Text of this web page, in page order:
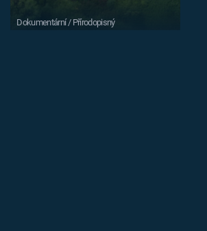
Dokumentární / Přírodopisný